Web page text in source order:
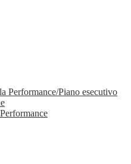
Performance/Piano esecutivo